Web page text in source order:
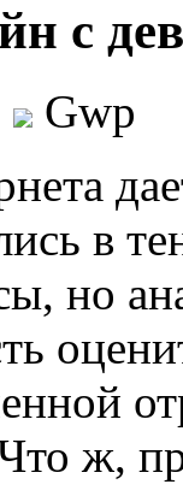
с
Gwp
в
но
ж,